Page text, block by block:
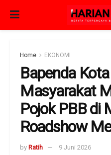
Home EKONOMI
Bapenda
Masyarakat
Pojok PBB di
Roadshow
by Ratih 9 Juni 2026